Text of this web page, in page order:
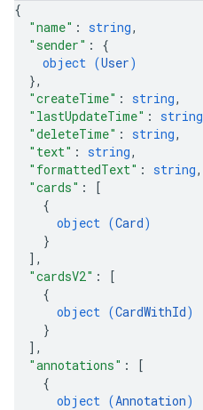
{
"name" : string,
"sender" : {
object (User)
},
"createTime" : string,
"lastUpdateTime" : string
"deleteTime" : string,
"text" : string,
"formattedText" : string,
"cards" :
[
{
object (Card)
}
] ,
"cardsV2" :
[
{
object (CardWithId)
}
] ,
"annotations" :
[
{
object (Annotation)